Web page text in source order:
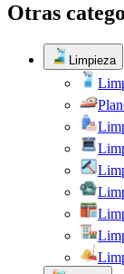
Otras
Limpieza